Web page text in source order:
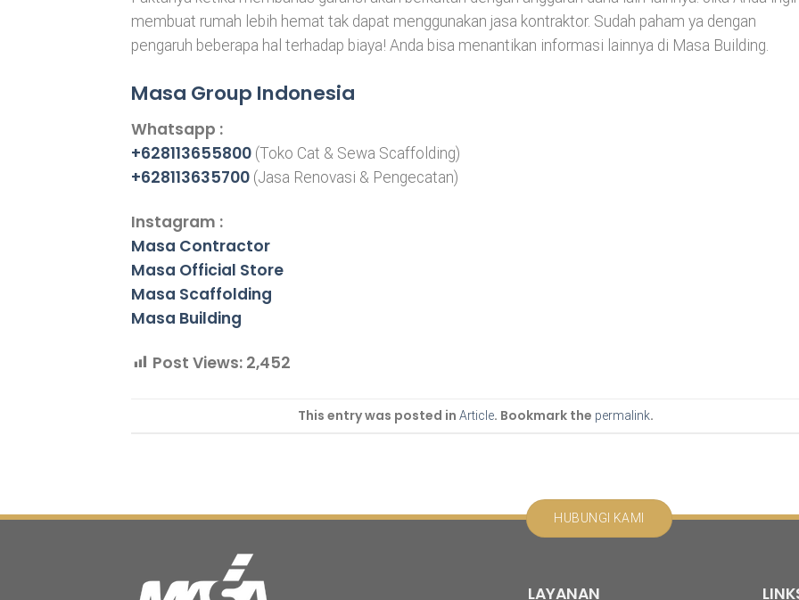
membuat rumah lebih hemat tak dapat menggunakan jasa kontraktor. Sudah paham ya dengan
pengaruh beberapa hal terhadap biaya! Anda bisa menantikan informasi lainnya di Masa Building.
Masa Group Indonesia
Whatsapp :
+628113655800 (Toko Cat & Sewa Scaffolding)
+628113635700 (Jasa Renovasi & Pengecatan)
Instagram :
Masa Contractor
Masa Official Store
Masa Scaffolding
Masa Building
Post Views: 2,452
This entry was posted in Article. Bookmark the permalink.
LAYANAN
HUBUNGI KAMI